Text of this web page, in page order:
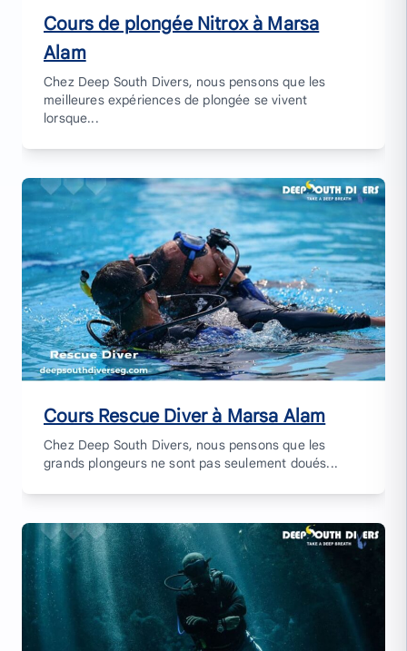
Cours de plongée Nitrox à Marsa
Alam
Chez Deep South Divers, nous pensons que les
meilleures expériences de plongée se vivent
lorsque...
Cours Rescue Diver à Marsa Alam
Chez Deep South Divers, nous pensons que les
grands plongeurs ne sont pas seulement doués...